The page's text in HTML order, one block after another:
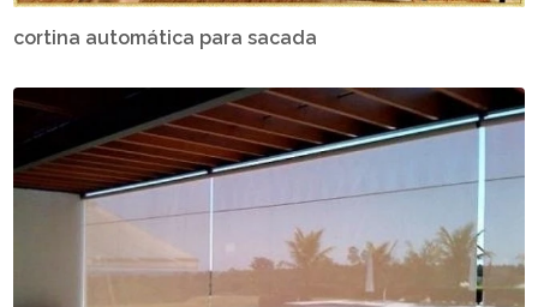
cortina automática para sacada